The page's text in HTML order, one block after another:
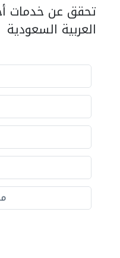
تحقق عن خدمات
العربية السعودية